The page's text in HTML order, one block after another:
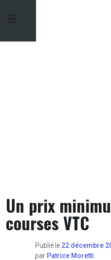
Un prix
courses VTC
Publié le 22 décembre
par Patrice Moretti